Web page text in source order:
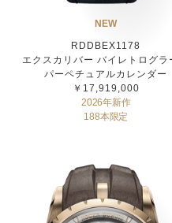
NEW
RDDBEX1178
エクスカリバー バイレトログラ
パーペチュアルカレンダー
￥17,919,000
2026年新作
188本限定